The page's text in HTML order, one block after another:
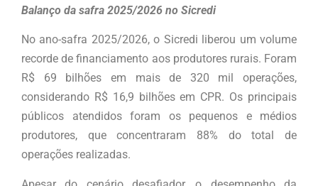
Balanço da safra 2025/2026 no Sicredi
No ano-safra 2025/2026, o Sicredi liberou um volume
recorde de financiamento aos produtores rurais. Foram
R$ 69 bilhões em mais de 320 mil operações,
considerando R$ 16,9 bilhões em CPR. Os principais
públicos atendidos foram os pequenos e médios
produtores, que concentraram 88% do total de
operações realizadas.